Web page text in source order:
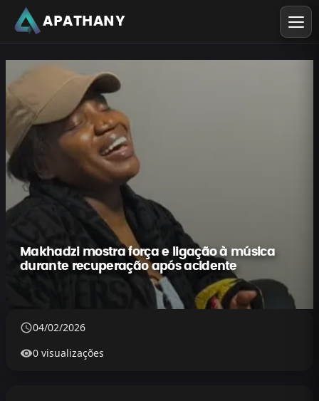
APATHANY
Makhadzi mostra força e ligação à música
durante recuperação após acidente
04/02/2026
0 visualizações